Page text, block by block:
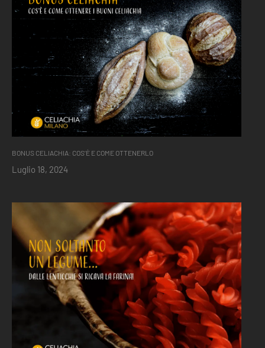
BONUS CELIACHIA: COS’È E COME OTTENERLO
Luglio 18, 2024